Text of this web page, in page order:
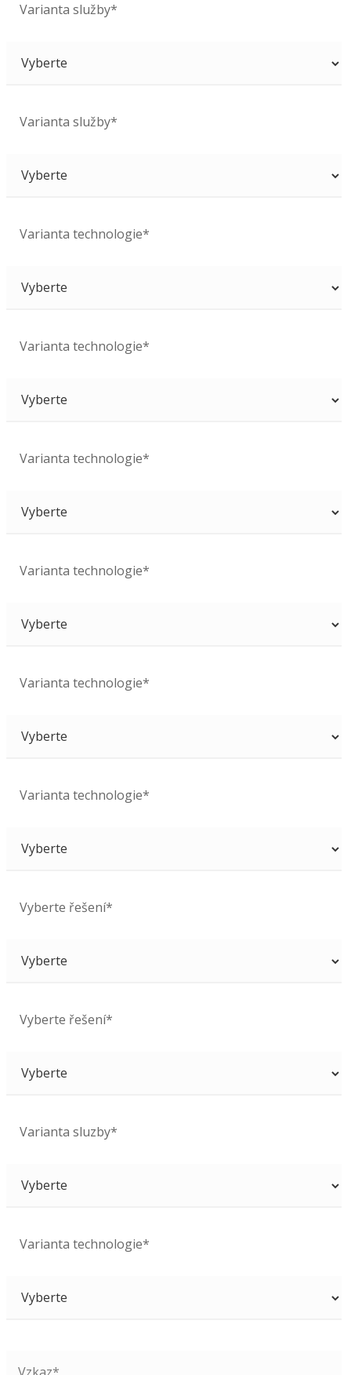
Varianta služby*
Varianta služby*
Varianta technologie*
Varianta technologie*
Varianta technologie*
Varianta technologie*
Varianta technologie*
Varianta technologie*
Vyberte řešení*
Vyberte řešení*
Varianta sluzby*
Varianta technologie*